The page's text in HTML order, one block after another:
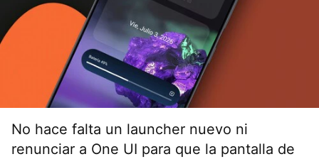
No hace falta un launcher nuevo ni
renunciar a One UI para que la pantalla de